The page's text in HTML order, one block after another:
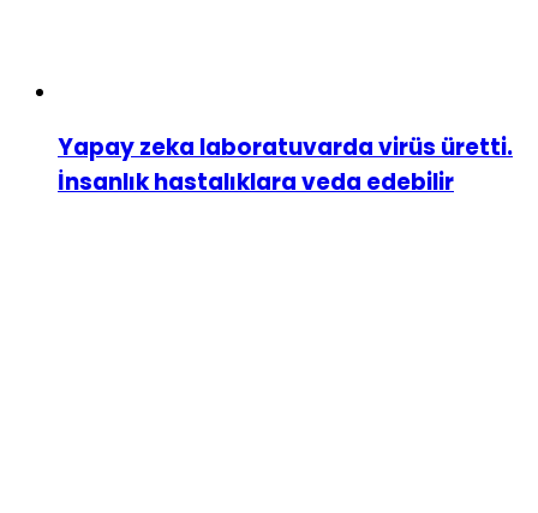
Yapay zeka laboratuvarda virüs üretti.
İnsanlık hastalıklara veda edebilir